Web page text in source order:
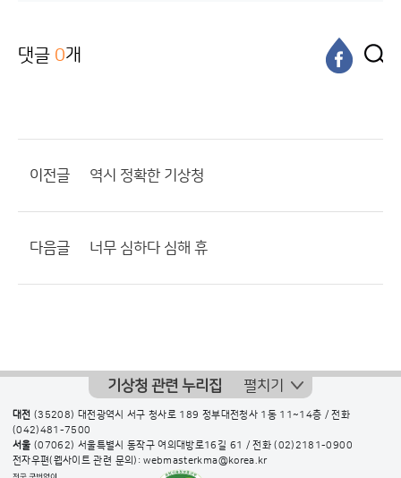
댓글 0개
이전글 역시 정확한 기상청
다음글 너무 심하다 심해 휴
기상청 관련 누리집 펼치기
대전 (35208) 대전광역시 서구 청사로 189 정부대전청사 1동 11~14층 / 전화
(042)481-7500
서울 (07062) 서울특별시 동작구 여의대방로16길 61 / 전화(02)2181-0900
전자우편(웹사이트 관련 문의): webmasterkma@korea.kr